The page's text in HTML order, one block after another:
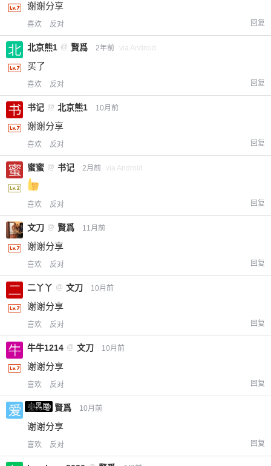
谢谢分享
喜欢 反对 回复
北京熊1 @ 賢爲 2年前 via Android
买了
喜欢 反对 回复
书记 @ 北京熊1 10月前
谢谢分享
喜欢 反对 回复
蜜蜜 @ 书记 2月前 via Android
喜欢 反对 回复
文刀 @ 賢爲 11月前
谢谢分享
喜欢 反对 回复
二丫丫 @ 文刀 10月前
谢谢分享
喜欢 反对 回复
牛牛1214 @ 文刀 10月前
谢谢分享
喜欢 反对 回复
小黑屋
爱X @ 賢爲 10月前
谢谢分享
喜欢 反对 回复